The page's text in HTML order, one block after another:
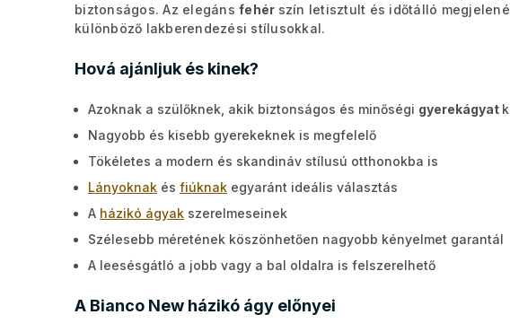
biztonságos. Az elegáns fehér szín letisztult és időtálló
különböző lakberendezési stílusokkal.
Hová ajánljuk és kinek?
Azoknak a szülőknek, akik biztonságos és minőségi gyerekágyat
Nagyobb és kisebb gyerekeknek is megfelelő
Tökéletes a modern és skandináv stílusú otthonokba is
Lányoknak és fiúknak egyaránt ideális választás
A házikó ágyak szerelmeseinek
Szélesebb méretének köszönhetően nagyobb kényelmet garantál
A leesésgátló a jobb vagy a bal oldalra is felszerelhető
A Bianco New házikó ágy előnyei